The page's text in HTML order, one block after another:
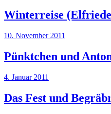
Winterreise
10. November 2011
Pünktchen und
4. Januar 2011
Das Fest und